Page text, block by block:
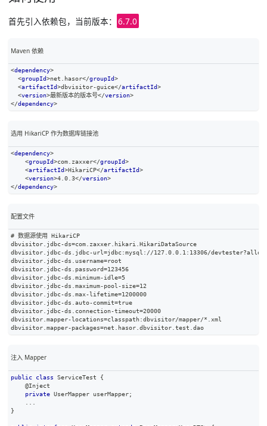
首先引入依赖包，当前版本： 6.7.0
Maven 依赖
<dependency>
<groupId>net.hasor</groupId>
<artifactId>dbvisitor-guice</artifactId>
<version>最新版本的版本号</version>
</dependency>
选用 HikariCP 作为数据库链接池
<dependency>
<groupId>com.zaxxer</groupId>
<artifactId>HikariCP</artifactId>
<version>4.0.3</version>
</dependency>
配置文件
# 数据源使用 HikariCP
dbvisitor.jdbc-ds=com.zaxxer.hikari.HikariDataSource
dbvisitor.jdbc-ds.jdbc-url=jdbc:mysql://127.0.0.1:13306/
dbvisitor.jdbc-ds.username=root
dbvisitor.jdbc-ds.password=123456
dbvisitor.jdbc-ds.minimum-idle=5
dbvisitor.jdbc-ds.maximum-pool-size=12
dbvisitor.jdbc-ds.max-lifetime=1200000
dbvisitor.jdbc-ds.auto-commit=true
dbvisitor.jdbc-ds.connection-timeout=20000
dbvisitor.mapper-locations=classpath:dbvisitor/mapper/*.xml
dbvisitor.mapper-packages=net.hasor.dbvisitor.test.dao
注入 Mapper
public class ServiceTest
{
@Inject
private UserMapper userMapper;
}